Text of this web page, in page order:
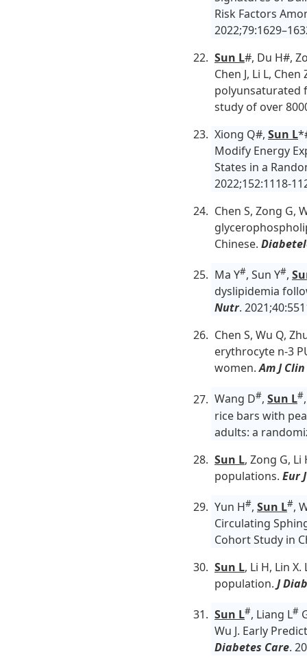
Risk Factors
Sun L#, Du H#,
Chen J, Li L,
polyunsaturated
study of over
Xiong Q#, Sun L
Modify Energy
States in a
2022;152:1118-
Chen S, Zong G,
Chinese.
Ma Y#, Sun Y#,
dyslipidemia
Nutr.
Chen S, Wu Q,
erythrocyte n-3
women.Am J
Wang D#, Sun L#
rice bars with
adults: a
Sun L, Zong G,
populations. Eur
Yun H#, Sun L#,
Circulating
Cohort Study in
Sun L, Li H, Lin
population. J
Sun L#, Liang L#
Wu J. Early
Diabetes Care.